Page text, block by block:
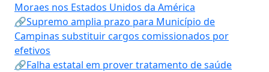
Moraes nos Estados Unidos da América
🔗Supremo amplia prazo para Município de
Campinas substituir cargos comissionados por
efetivos
🔗Falha estatal em prover tratamento de saúde